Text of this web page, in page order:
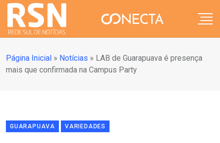
Página Inicial » Notícias » LAB de Guarapuava é presença
mais que confirmada na Campus Party
GUARAPUAVA VARIEDADES